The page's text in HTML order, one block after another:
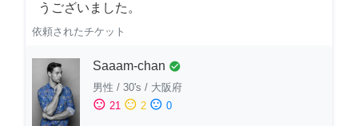
うございました。
依頼されたチケット
Saaam-chan check_circle
男性 / 30's / 大阪府
sentiment_satisfied 21 sentiment_neutral 2 sentiment_dissatisfied 0